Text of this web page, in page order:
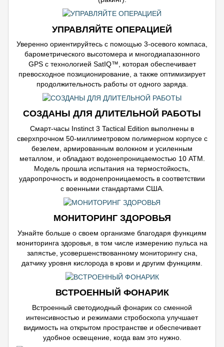
УПРАВЛЯЙТЕ ОПЕРАЦИЕЙ
Уверенно ориентируйтесь с помощью 3-осевого компаса,
барометрического высотомера и многодиапазонного
GPS с технологией SatIQ™, которая обеспечивает
превосходное позиционирование, а также оптимизирует
продолжительность работы от одного заряда.
СОЗДАНЫ ДЛЯ ДЛИТЕЛЬНОЙ РАБОТЫ
Смарт-часы Instinct 3 Tactical Edition выполнены в
сверхпрочном 50-миллиметровом полимерном корпусе с
безелем, армированным волокном и усиленным
металлом, и обладают водонепроницаемостью 10 ATM.
Модель прошла испытания на термостойкость,
ударопрочность и водонепроницаемость в соответствии
с военными стандартами США.
МОНИТОРИНГ ЗДОРОВЬЯ
Узнайте больше о своем организме благодаря функциям
мониторинга здоровья, в том числе измерению пульса на
запястье, усовершенствованному мониторингу сна,
датчику уровня кислорода в крови и другим функциям.
ВСТРОЕННЫЙ ФОНАРИК
Встроенный светодиодный фонарик со сменной
интенсивностью и режимами стробоскопа улучшает
видимость на открытом пространстве и обеспечивает
удобное освещение, когда вам это нужно.